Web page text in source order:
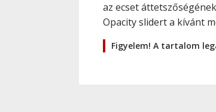
az ecset
Opacity slidert a kívánt
Figyelem! A tartalom